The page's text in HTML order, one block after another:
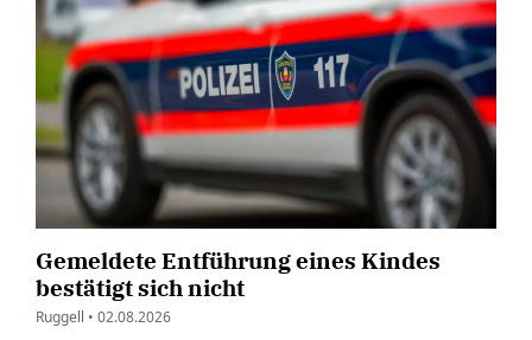
Gemeldete Entführung eines Kindes
bestätigt sich nicht
Ruggell • 02.08.2026